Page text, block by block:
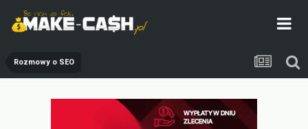
Rozmowy o SEO